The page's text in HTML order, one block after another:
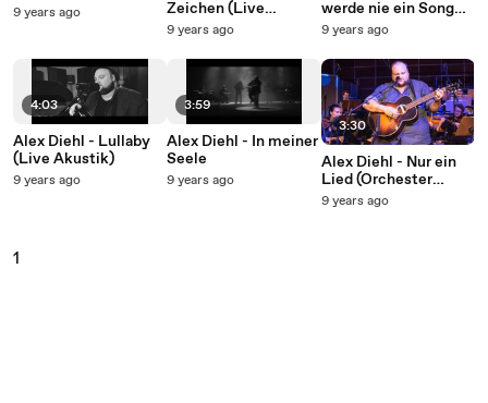
9 years ago
4:03
Alex Diehl - Lullaby
(Live Akustik)
9 years ago
Zeichen (Live
Akustik)
9 years ago
3:59
Alex Diehl - In meiner
Seele
9 years ago
werde nie ein Song
(Lyric Video)
9 years ago
3:30
Alex Diehl - Nur ein
Lied (Orchester
Version)
9 years ago
1